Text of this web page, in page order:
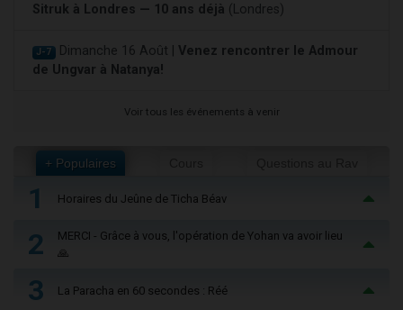
Sitruk à Londres — 10 ans déjà (Londres)
J-7 Dimanche 16 Août | Venez rencontrer le Admour
de Ungvar à Natanya!
Voir tous les événements à venir
+ Populaires
1 Horaires du Jeûne de Ticha Béav
2
MERCI - Grâce à vous, l'opération de Yohan va avoir lieu
🙏
3 La Paracha en 60 secondes : Réé